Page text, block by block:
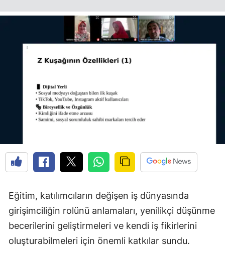
Denizli
Diyarbakır
Edirne
Erzincan
Erzurum
Gaziantep
Gümüşhane
Hakkari
Hatay
Eğitim, katılımcıların değişen iş dünyasında
girişimciliğin rolünü anlamaları, yenilikçi düşünme
becerilerini geliştirmeleri ve kendi iş fikirlerini
oluşturabilmeleri için önemli katkılar sundu.